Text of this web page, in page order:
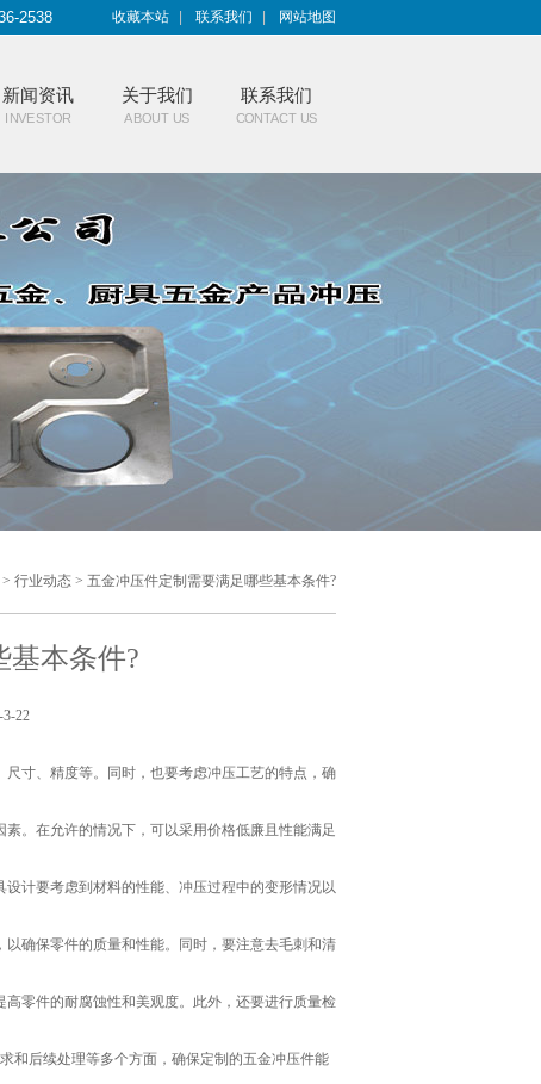
2538 收藏本站 联系我们 网站地图
新闻资讯
INVESTOR
关于我们
ABOUT US
联系我们
CONTACT US
> 行业动态 > 五金冲压件定制需要满足哪些基本条件?
基本条件?
3-22
寸、精度等。同时，也要考虑冲压工艺的特点，确
。在允许的情况下，可以采用价格低廉且性能满足
计要考虑到材料的性能、冲压过程中的变形情况以
确保零件的质量和性能。同时，要注意去毛刺和清
零件的耐腐蚀性和美观度。此外，还要进行质量检
和后续处理等多个方面，确保定制的五金冲压件能